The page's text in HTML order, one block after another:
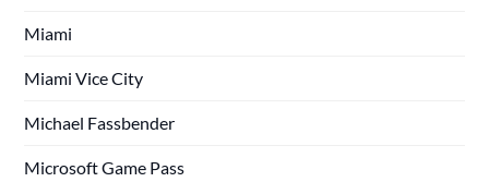
Miami
Miami Vice City
Michael Fassbender
Microsoft Game Pass